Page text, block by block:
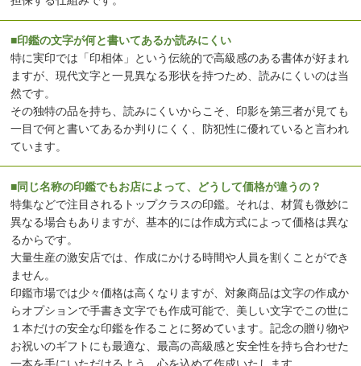
■印鑑の文字が何と書いてあるか読みにくい
特に実印では「印相体」という伝統的で高級感のある書体が好まれ
ますが、現代文字と一見異なる形状を持つため、読みにくいのは当
然です。
その独特の品を持ち、読みにくいからこそ、印影を第三者が見ても
一目で何と書いてあるか判りにくく、防犯性に優れていると言われ
ています。
■同じ名称の印鑑でもお店によって、どうして価格が違うの？
特集などで注目されるトップクラスの印鑑。それは、材質も微妙に
異なる場合もありますが、基本的には作成方式によって価格は異な
るからです。
大量生産の激安店では、作成にかける時間や人員を割くことができ
ません。
印鑑市場では少々価格は高くなりますが、対象商品は文字の作成か
らオプションで手書き文字でも作成可能で、美しい文字でこの世に
１本だけの安全な印鑑を作ることに努めています。記念の贈り物や
お祝いのギフトにも最適な、最高の高級感と安全性を持ち合わせた